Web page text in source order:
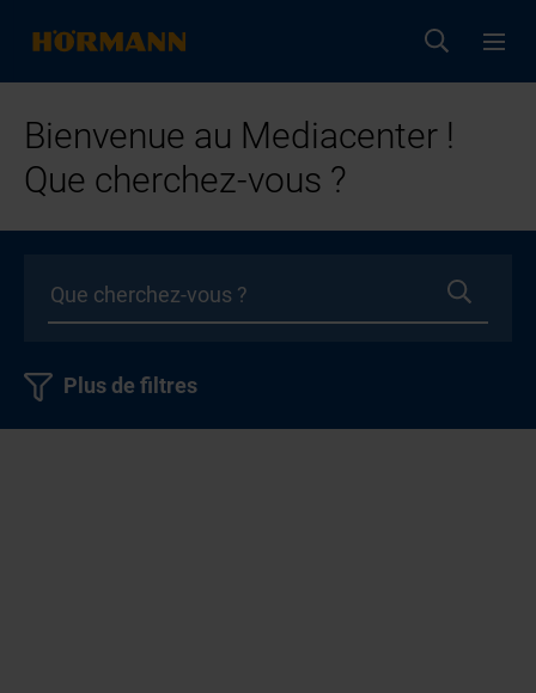
Bienvenue au Mediacenter !
Que cherchez-vous ?
Plus de filtres